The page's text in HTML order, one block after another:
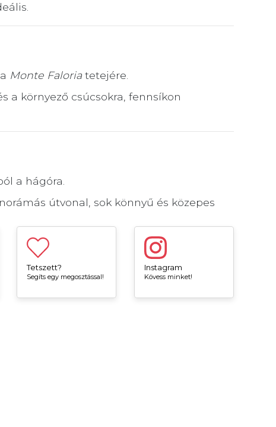
Monte Faloria tetejére.
a környező csúcsokra, fennsíkon
a hágóra.
útvonal, sok könnyű és közepes
Tetszett?
Segíts egy megosztással!
Instagram
Kövess minket!